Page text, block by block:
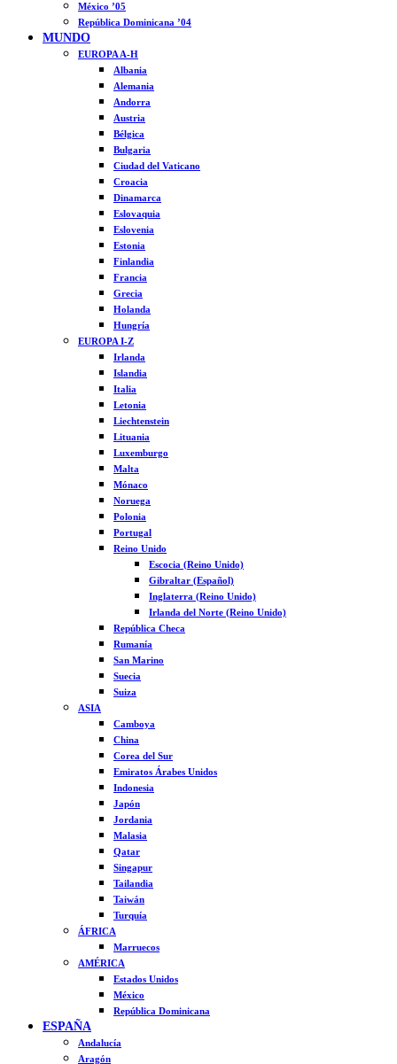
México ’05
República Dominicana ’04
MUNDO
EUROPA A-H
Albania
Alemania
Andorra
Austria
Bélgica
Bulgaria
Ciudad del Vaticano
Croacia
Dinamarca
Eslovaquia
Eslovenia
Estonia
Finlandia
Francia
Grecia
Holanda
Hungría
EUROPA I-Z
Irlanda
Islandia
Italia
Letonia
Liechtenstein
Lituania
Luxemburgo
Malta
Mónaco
Noruega
Polonia
Portugal
Reino Unido
Escocia (Reino Unido)
Gibraltar (Español)
Inglaterra (Reino Unido)
Irlanda del Norte (Reino Unido)
República Checa
Rumanía
San Marino
Suecia
Suiza
ASIA
Camboya
China
Corea del Sur
Emiratos Árabes Unidos
Indonesia
Japón
Jordania
Malasia
Qatar
Singapur
Tailandia
Taiwán
Turquía
ÁFRICA
Marruecos
AMÉRICA
Estados Unidos
México
República Dominicana
ESPAÑA
Andalucía
Aragón